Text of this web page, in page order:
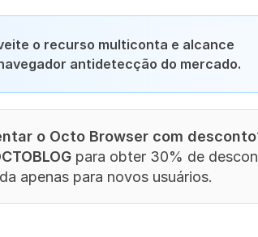
o recurso multiconta e alcance
antidetecção do mercado.
o Octo Browser com
para obter 30% de
apenas para novos usuários.